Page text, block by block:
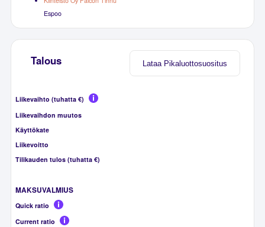
Espoo
Lataa Pikaluottosuositus
Talous
Liikevaihto (tuhatta €)
Liikevaihdon muutos
Käyttökate
Liikevoitto
Tilikauden tulos (tuhatta €)
MAKSUVALMIUS
Quick ratio
Current ratio